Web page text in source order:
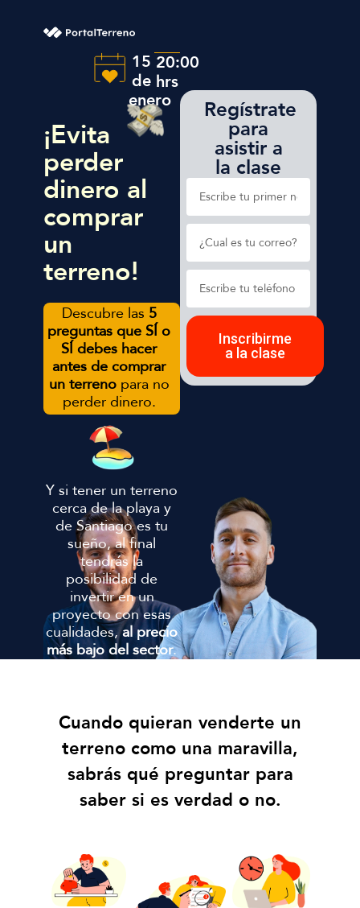
15
de
enero
20:00
hrs
¡Evita
perder
dinero al
comprar
un
terreno!
Descubre las 5
preguntas que SÍ o
SÍ debes hacer
antes de comprar
un terrenopara no
perder dinero.
Y si tener un terreno
cerca de la playa y
de Santiago es tu
sueño, al final
tendrás la
posibilidad de
invertir en un
proyecto con esas
cualidades,al precio
más bajo del sector.
Regístrate
para
asistir a
la clase
Inscribirme
a la clase
Cuando quieran venderte un
terreno como una maravilla,
sabrás qué preguntar para
saber si es verdad o no.